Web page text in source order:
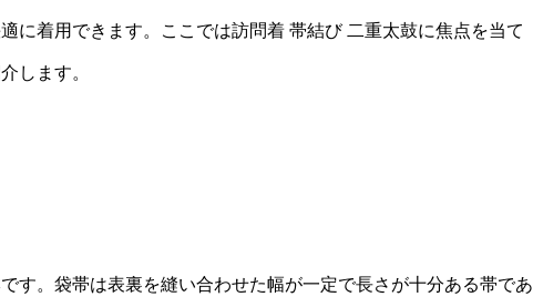
に着用できます。ここでは訪問着 帯結び 二重太鼓に焦点を当て
します。
す。袋帯は表裏を縫い合わせた幅が一定で長さが十分ある帯であ